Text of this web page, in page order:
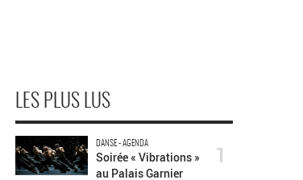
LES PLUS LUS
DANSE - AGENDA
Soirée « Vibrations »
au Palais Garnier
1